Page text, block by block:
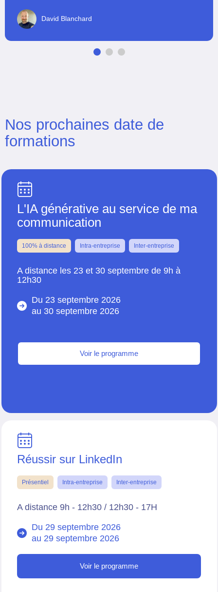
David Blanchard
Nos prochaines date de
formations
L'IA générative au service de ma
communication
100% à distance Intra-entreprise Inter-entreprise
A distance les 23 et 30 septembre de 9h à
12h30
Du 23 septembre 2026
au 30 septembre 2026
Voir le programme
Réussir sur LinkedIn
Présentiel Intra-entreprise Inter-entreprise
A distance 9h - 12h30 / 12h30 - 17H
Du 29 septembre 2026
au 29 septembre 2026
Voir le programme